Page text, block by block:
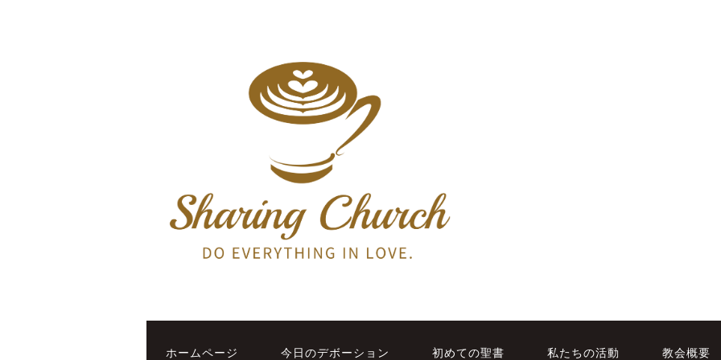
ホームページ 今日のデボーション 初めての聖書 私たちの活動 教会概要